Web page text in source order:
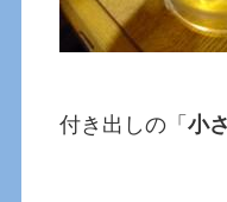
付き出しの「小